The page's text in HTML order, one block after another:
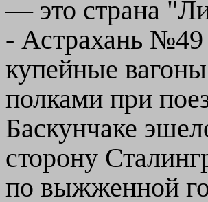
— это страна
- Астрахань
купейные
полками при
Баскунчаке
сторону
по выжженной